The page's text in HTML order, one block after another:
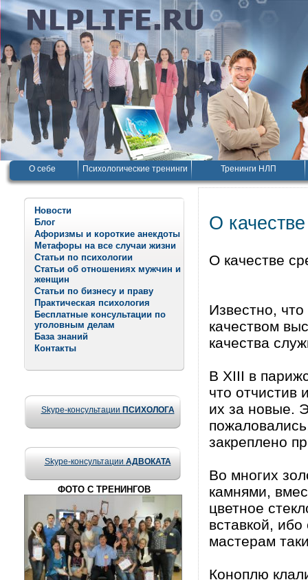
О себе Психологические тренинги Тренинги НЛП
Новости
Блог
Афоризмы и короткие анекдоты
Метафоры на все случаи жизни
Статьи по психологии
Статьи об отношениях мужчин и
женщин
Статьи по бизнесу и праву
Практическая психология
Бесплатные консультации по
уголовным делам
База знаний
Контакты
Skype-консультации ПСИХОЛОГА
Skype-консультации АДВОКАТА
ФОТО С ТРЕНИНГОВ
О
О качестве
Известно,
качеством
качества
В XIII в
что отчистив
их за новые.
закреплено
Во многих
камнями,
цветное
вставкой,
мастерам
Коноплю